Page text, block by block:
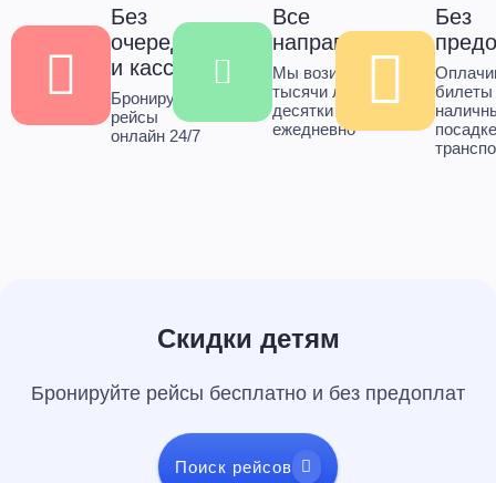
Без
очередей
и касс
Бронируйте
рейсы
онлайн 24/7
Все
направления
Мы возим
тысячи людей в
десятки городов
ежедневно
Без
билеты
Скидки детям
Бронируйте рейсы бесплатно и без предоплат
Поиск рейсов